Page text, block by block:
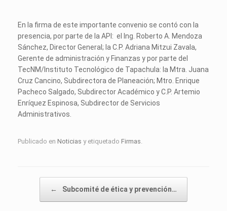
En la firma de este importante convenio se contó con la
presencia, por parte de la API: el Ing. Roberto A. Mendoza
Sánchez, Director General; la C.P. Adriana Mitzui Zavala,
Gerente de administración y Finanzas y por parte del
TecNM/Instituto Tecnológico de Tapachula: la Mtra. Juana
Cruz Cancino, Subdirectora de Planeación; Mtro. Enrique
Pacheco Salgado, Subdirector Académico y C.P. Artemio
Enríquez Espinosa, Subdirector de Servicios
Administrativos.
Publicado en Noticias y etiquetado Firmas.
Navegador de artículos
← Subcomité de ética y prevención…